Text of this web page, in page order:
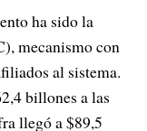
ha sido la
mecanismo con
al sistema.
billones a las
llegó a $89,5